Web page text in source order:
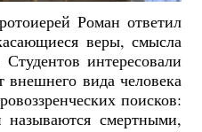
Роман ответил
веры, смысла
интересовали
вида человека
поисков:
называются смертными,